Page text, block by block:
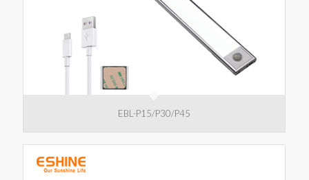
EBL-P15/P30/P45